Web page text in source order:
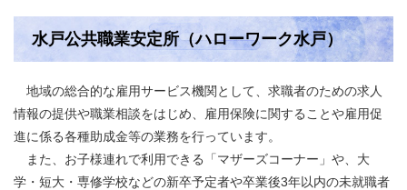
水戸公共職業安定所（ハローワーク水戸）
地域の総合的な雇用サービス機関として、求職者のための求人
情報の提供や職業相談をはじめ、雇用保険に関することや雇用促
進に係る各種助成金等の業務を行っています。
また、お子様連れで利用できる「マザーズコーナー」や、大
学・短大・専修学校などの新卒予定者や卒業後3年以内の未就職者